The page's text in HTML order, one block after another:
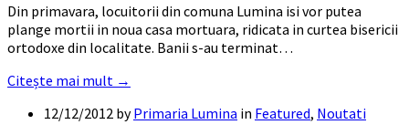
Din primavara, locuitorii din comuna Lumina isi vor putea
plange mortii in noua casa mortuara, ridicata in curtea bisericii
ortodoxe din localitate. Banii s-au terminat…
Citește mai mult →
12/12/2012 byPrimaria Lumina in Featured, Noutati